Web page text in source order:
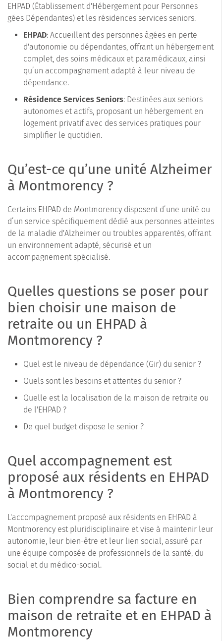
EHPAD (Établissement d'Hébergement pour Personnes
gées Dépendantes) et les résidences services seniors.
EHPAD: Accueillent des personnes âgées en perte
d'autonomie ou dépendantes, offrant un hébergement
complet, des soins médicaux et paramédicaux, ainsi
qu’un accompagnement adapté à leur niveau de
dépendance.
Résidence Services Seniors: Destinées aux seniors
autonomes et actifs, proposant un hébergement en
logement privatif avec des services pratiques pour
simplifier le quotidien.
Qu’est-ce qu’une unité Alzheimer
à Montmorency ?
Certains EHPAD de Montmorency disposent d’une unité ou
d’un service spécifiquement dédié aux personnes atteintes
de la maladie d'Alzheimer ou troubles apparentés, offrant
un environnement adapté, sécurisé et un
accompagnement spécialisé.
Quelles questions se poser pour
bien choisir une maison de
retraite ou un EHPAD à
Montmorency ?
Quel est le niveau de dépendance (Gir) du senior ?
Quels sont les besoins et attentes du senior ?
Quelle est la localisation de la maison de retraite ou
de l'EHPAD ?
De quel budget dispose le senior ?
Quel accompagnement est
proposé aux résidents en EHPAD
à Montmorency ?
L'accompagnement proposé aux résidents en EHPAD à
Montmorency est pluridisciplinaire et vise à maintenir leur
autonomie, leur bien-être et leur lien social, assuré par
une équipe composée de professionnels de la santé, du
social et du médico-social.
Bien comprendre sa facture en
maison de retraite et en EHPAD à
Montmorency